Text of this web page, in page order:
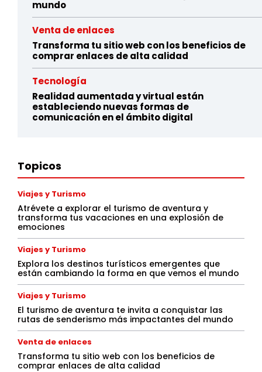
mundo
Venta de enlaces
Transforma tu sitio web con los beneficios de
comprar enlaces de alta calidad
Tecnología
Realidad aumentada y virtual están
estableciendo nuevas formas de
comunicación en el ámbito digital
Topicos
Viajes y Turismo
Atrévete a explorar el turismo de aventura y
transforma tus vacaciones en una explosión de
emociones
Viajes y Turismo
Explora los destinos turísticos emergentes que
están cambiando la forma en que vemos el mundo
Viajes y Turismo
El turismo de aventura te invita a conquistar las
rutas de senderismo más impactantes del mundo
Venta de enlaces
Transforma tu sitio web con los beneficios de
comprar enlaces de alta calidad